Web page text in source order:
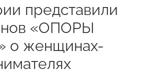
представили
«ОПОРЫ
о женщинах-